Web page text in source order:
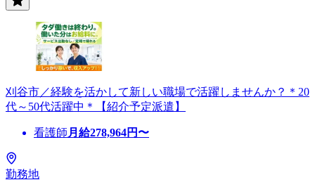
刈谷市／経験を活かして新しい職場で活躍しませんか？＊20
代～50代活躍中＊【紹介予定派遣】
看護師 月給278,964円〜
勤務地